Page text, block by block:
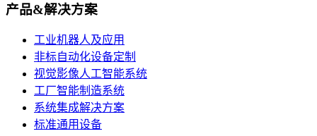
产品&解决方案
工业机器人及应用
非标自动化设备定制
视觉影像人工智能系统
工厂智能制造系统
系统集成解决方案
标准通用设备